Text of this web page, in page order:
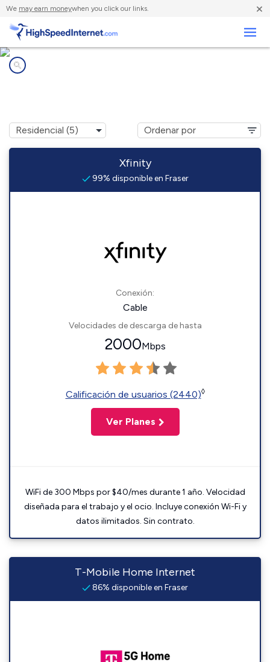
We may earn moneywhen you click our links. ×
Xfinity
99% disponible en Fraser
Conexión:
Cable
Velocidades de descarga de hasta
2000Mbps
Calificación de usuarios (2440)◊
Ver Planes
WiFi de 300 Mbps por $40/mes durante 1 año. Velocidad
diseñada para el trabajo y el ocio. Incluye conexión Wi-Fi y
datos ilimitados. Sin contrato.
T-Mobile Home Internet
86% disponible en Fraser